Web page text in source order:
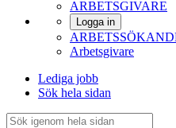
ARBETSGIVARE
Logga in
Arbetsgivare
Lediga jobb
Sök hela sidan